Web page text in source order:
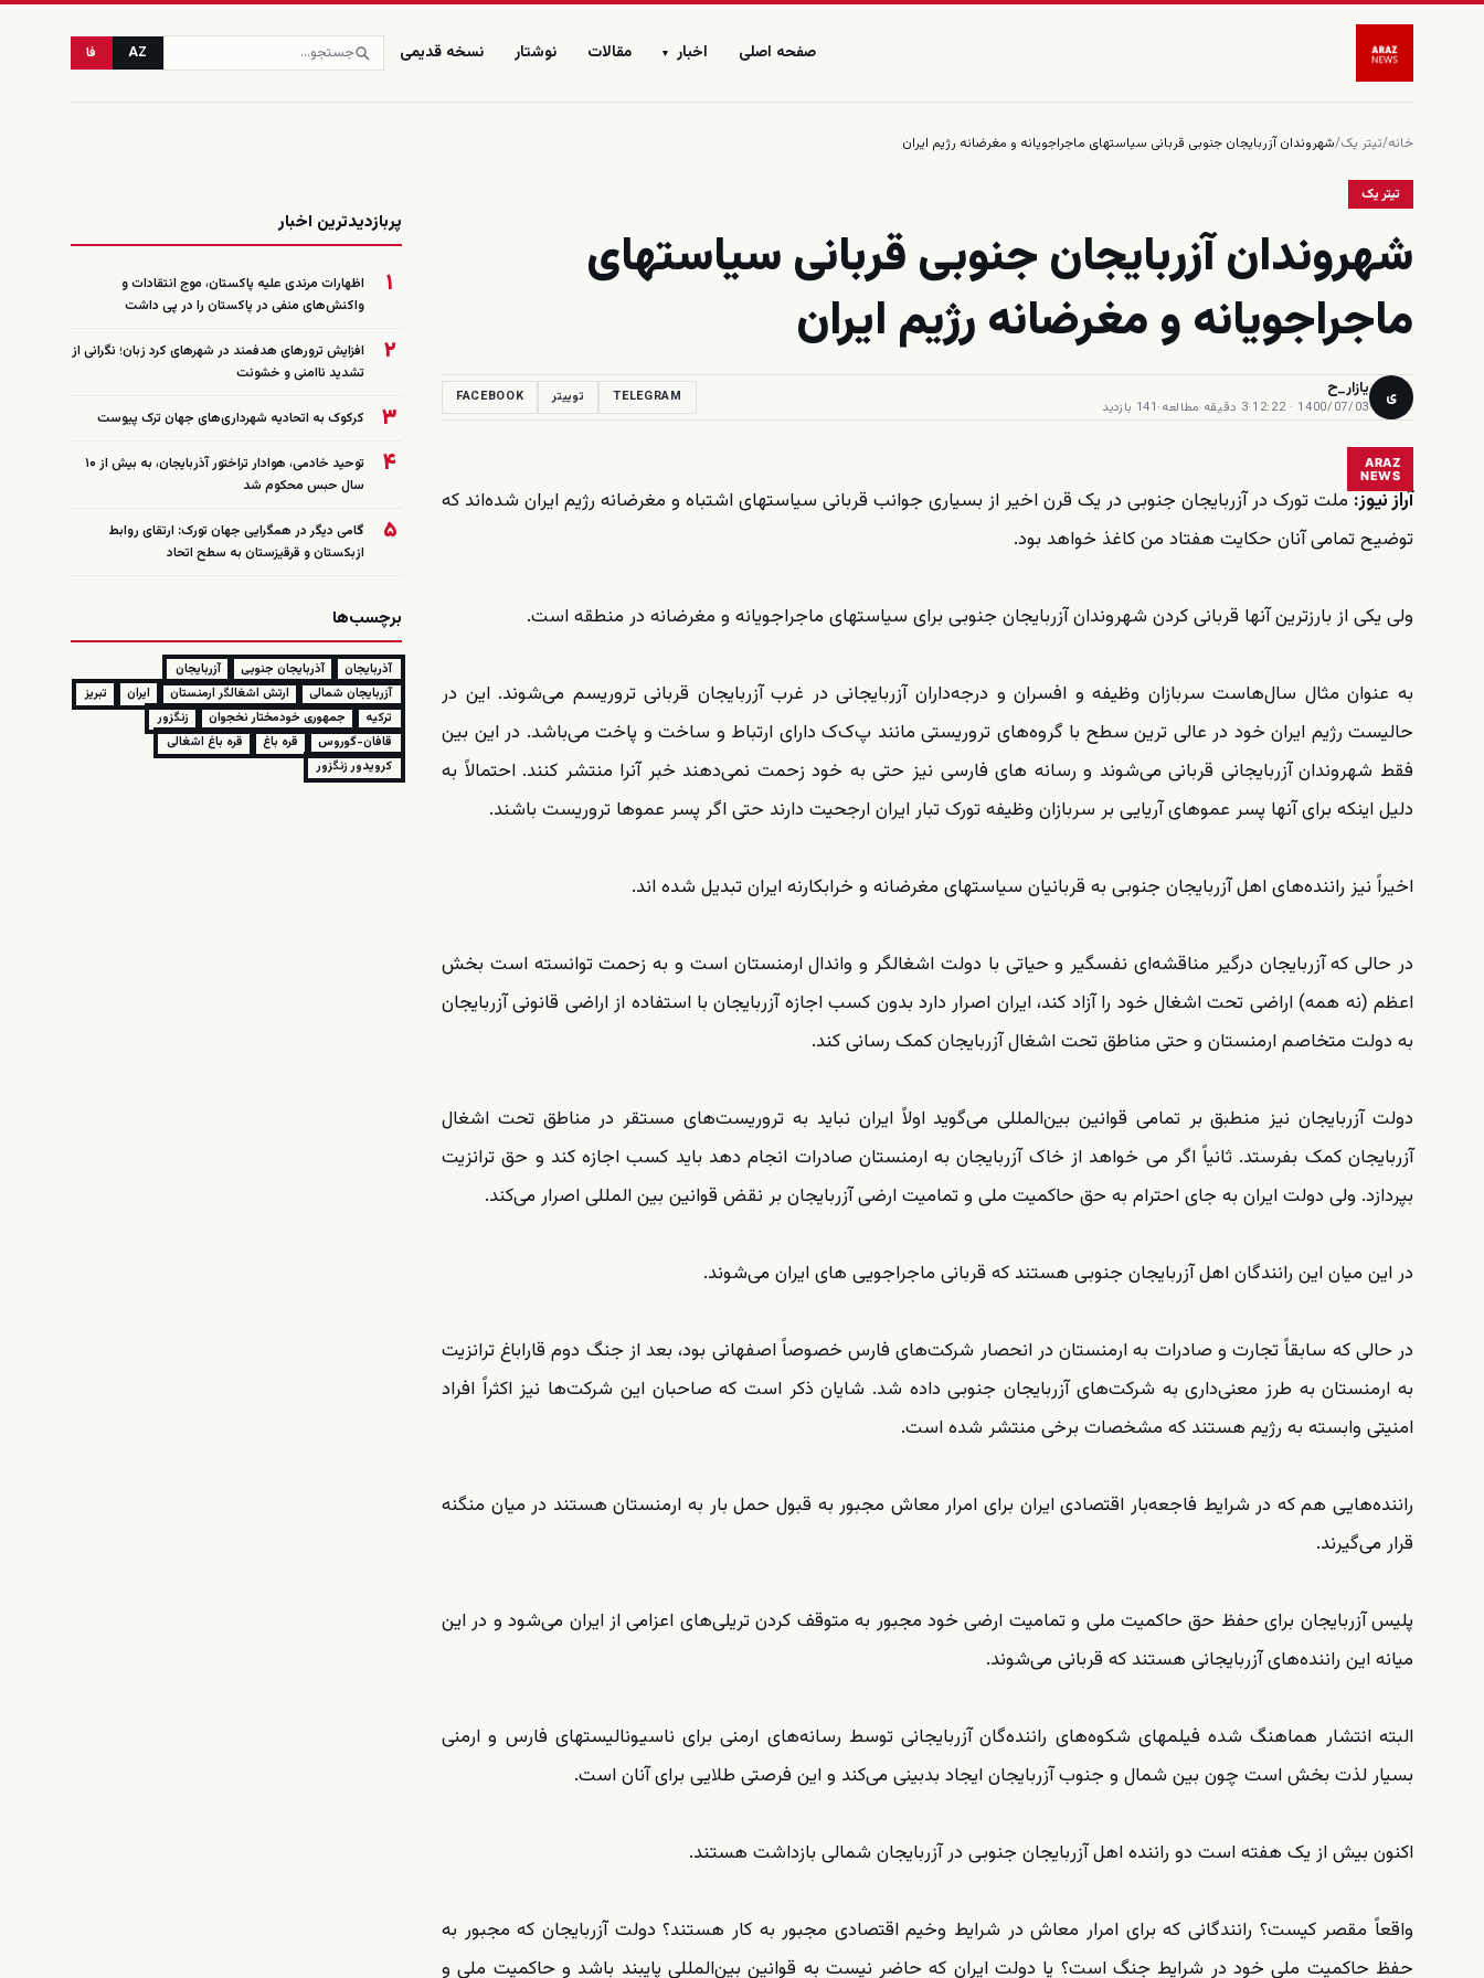
صفحه اصلی اخبار ▾ مقالات نوشتار نسخه قدیمی AZ فا
خانه/تیتر یک/شهروندان آزربایجان جنوبی قربانی سیاستهای ماجراجویانه و مغرضانه رژیم ایران
تیتر یک
شهروندان آزربایجان جنوبی قربانی سیاستهای
ماجراجویانه و مغرضانه رژیم ایران
ی یازار_ح
1400/07/03 · 12:22
·3 دقیقه مطالعه ·141 بازدید
TELEGRAM توییتر FACEBOOK
ARAZ
NEWS
آراز نیوز:ملت تورک در آزربایجان جنوبی در یک قرن اخیر از بسیاری جوانب قربانی سیاستهای اشتباه و مغرضانه رژیم ایران شده‌اند که
توضیح تمامی آنان حکایت هفتاد من کاغذ خواهد بود.
ولی یکی از بارزترین آنها قربانی کردن شهروندان آزربایجان جنوبی برای سیاستهای ماجراجویانه و مغرضانه در منطقه است.
به عنوان مثال سال‌هاست سربازان وظیفه و افسران و درجه‌داران آزربایجانی در غرب آزربایجان قربانی تروریسم می‌شوند. این در
حالیست رژیم ایران خود در عالی ترین سطح با گروه‌های تروریستی مانند پ‌ک‌ک دارای ارتباط و ساخت و پاخت می‌باشد. در این بین
فقط شهروندان آزربایجانی قربانی می‌شوند و رسانه های فارسی نیز حتی به خود زحمت نمی‌دهند خبر آنرا منتشر کنند. احتمالاً به
دلیل اینکه برای آنها پسر عموهای آریایی بر سربازان وظیفه تورک تبار ایران ارجحیت دارند حتی اگر پسر عمو‌ها تروریست باشند.
اخیراً نیز راننده‌های اهل آزربایجان جنوبی به قربانیان سیاستهای مغرضانه و خرابکارنه ایران تبدیل شده اند.
در حالی که آزربایجان درگیر مناقشه‌ای نفسگیر و حیاتی با دولت اشغالگر و واندال ارمنستان است و به زحمت توانسته است بخش
اعظم (نه همه) اراضی تحت اشغال خود را آزاد کند، ایران اصرار دارد بدون کسب اجازه آزربایجان با استفاده از اراضی قانونی آزربایجان
به دولت متخاصم ارمنستان و حتی مناطق تحت اشغال آزربایجان کمک رسانی کند.
دولت آزربایجان نیز منطبق بر تمامی قوانین بین‌المللی می‌گوید اولاً ایران نباید به تروریست‌های مستقر در مناطق تحت اشغال
آزربایجان کمک بفرستد. ثانیاً اگر می خواهد از خاک آزربایجان به ارمنستان صادرات انجام دهد باید کسب اجازه کند و حق ترانزیت
بپردازد. ولی دولت ایران به جای احترام به حق حاکمیت ملی و تمامیت ارضی آزربایجان بر نقض قوانین بین المللی اصرار می‌کند.
در این میان این رانندگان اهل آزربایجان جنوبی هستند که قربانی ماجراجویی های ایران می‌شوند.
در حالی که سابقاً تجارت و صادرات به ارمنستان در انحصار شرکت‌های فارس خصوصاً اصفهانی بود، بعد از جنگ دوم قاراباغ ترانزیت
به ارمنستان به طرز معنی‌داری به شرکت‌های آزربایجان جنوبی داده شد. شایان ذکر است که صاحبان این شرکت‌ها نیز اکثراً افراد
امنیتی وابسته به رژیم هستند که مشخصات برخی منتشر شده است.
راننده‌هایی هم که در شرایط فاجعه‌بار اقتصادی ایران برای امرار معاش مجبور به قبول حمل بار به ارمنستان هستند در میان منگنه
قرار می‌گیرند.
پلیس آزربایجان برای حفظ حق حاکمیت ملی و تمامیت ارضی خود مجبور به متوقف کردن تریلی‌های اعزامی از ایران می‌شود و در این
میانه این راننده‌های آزربایجانی هستند که قربانی می‌شوند.
البته انتشار هماهنگ شده فیلمهای شکوه‌های راننده‌گان آزربایجانی توسط رسانه‌های ارمنی برای ناسیونالیستهای فارس و ارمنی
بسیار لذت بخش است چون بین شمال و جنوب آزربایجا‌ن ایجاد بدبینی می‌کند و این فرصتی طلایی برای آنان است.
اکنون بیش از یک هفته است دو راننده اهل آزربایجان جنوبی در آزربایجان شمالی بازداشت هستند.
واقعاً مقصر کیست؟ رانندگانی که برای امرار معاش در شرایط وخیم اقتصادی مجبور به کار هستند؟ دولت آزربایجان که مجبور به
حفظ حاکمیت ملی خود در شرایط جنگ است؟ یا دولت ایران که حاضر نیست به قوانین بین‌المللی پایبند باشد و حاکمیت ملی و
پربازدیدترین اخبار
۱
اظهارات مرندی علیه پاکستان، موج انتقادات و
واکنش‌های منفی در پاکستان را در پی داشت
۲
افزایش ترورهای هدفمند در شهرهای کرد زبان؛ نگرانی از
تشدید ناامنی و خشونت
۳ کرکوک به اتحادیه شهرداری‌های جهان ترک پیوست
۴
توحید خادمی، هوادار تراختور آذربایجان، به بیش از ۱۰
سال حبس محکوم شد
۵
گامی دیگر در همگرایی جهان تورک: ارتقای روابط
ازبکستان و قرقیزستان به سطح اتحاد
برچسب‌ها
آذربایجان آذربایجان جنوبی
آزربایجان
آزربایجان شمالی
ارتش اشغالگر ارمنستان ایران
تبریز
ترکیه
جمهوری خودمختار نخجوان
زنگزور
قافان-گوروس
قره باغ
قره باغ اشغالی
کرویدور زنگزور